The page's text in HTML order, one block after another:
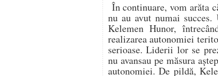
În continuare, vom arăta
nu au avut numai
Kelemen Hunor,
realizarea autonomiei
serioase. Liderii lor se
nu avansau pe măsura
autonomiei. De pildă,